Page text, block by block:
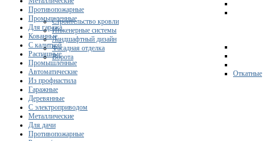
Строительство кровли
Инженерные системы
Ландшафтный дизайн
Фасадная отделка
Ворота
Откатные
Противопожарные
Промышленные
Для гаража
Кованные
С калиткой
Распашные
Промышленные
Автоматические
Из профнастила
Гаражные
Деревянные
С электроприводом
Металлические
Для дачи
Противопожарные